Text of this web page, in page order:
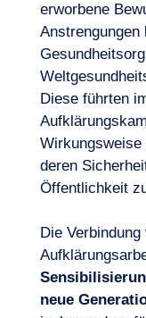
Unser Abenteuer
erworbene
Diese führten
deren
Öffentlichkeit
Die
neue